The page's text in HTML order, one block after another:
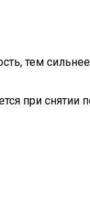
тем
при снятии